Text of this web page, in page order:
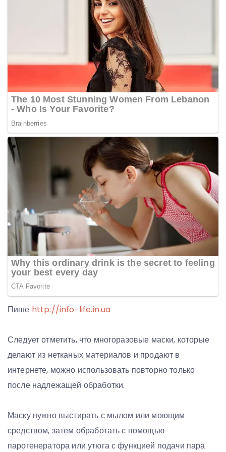
Пише http://info-life.in.ua
Следует отметить, что многоразовые маски, которые
делают из нетканых материалов и продают в
интернете, можно использовать повторно только
после надлежащей обработки.
Маску нужно выстирать с мылом или моющим
средством, затем обработать с помощью
парогенератора или утюга с функцией подачи пара.